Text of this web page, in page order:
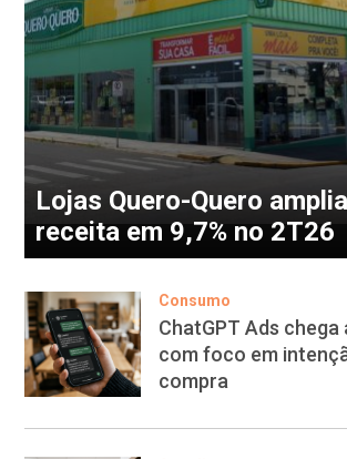
Lojas Quero-Quero amplia
receita em 9,7% no 2T26
Consumo
ChatGPT Ads chega
com foco em
compra